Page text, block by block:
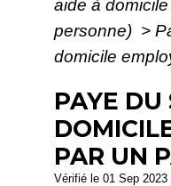
aide à
personne) >
domicile
PAYE
PAR UN
Vérifié le 01 Sep